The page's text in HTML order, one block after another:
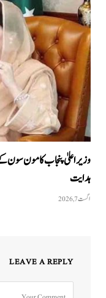
وزیراعلیٰ پنجاب کا مون سون
ہدایت
اگست 7, 2026
LEAVE A REPLY